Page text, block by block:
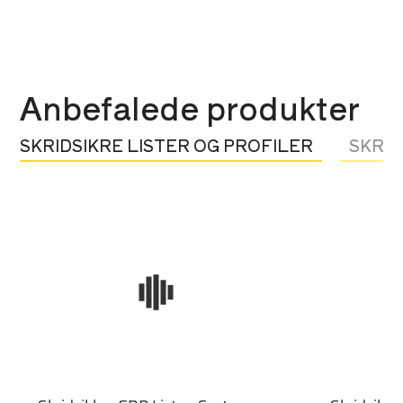
Anbefalede produkter
SKRIDSIKRE LISTER OG PROFILER